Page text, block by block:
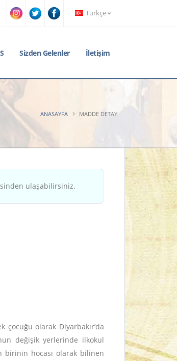
Türkçe
Sizden Gelenler İletişim
ANASAYFA MADDE DETAY
ulaşabilirsiniz.
çocuğu olarak Diyarbakır’da
değişik yerlerinde ilkokul
birinin hocası olarak bilinen